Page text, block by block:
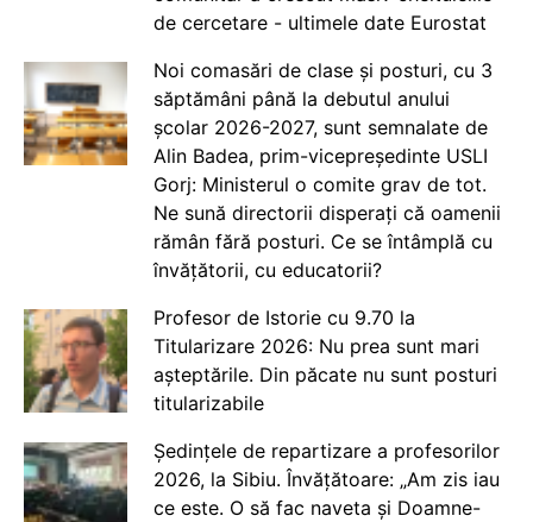
de cercetare - ultimele date Eurostat
Noi comasări de clase și posturi, cu 3
săptămâni până la debutul anului
școlar 2026-2027, sunt semnalate de
Alin Badea, prim-vicepreședinte USLI
Gorj: Ministerul o comite grav de tot.
Ne sună directorii disperați că oamenii
rămân fără posturi. Ce se întâmplă cu
învățătorii, cu educatorii?
Profesor de Istorie cu 9.70 la
Titularizare 2026: Nu prea sunt mari
așteptările. Din păcate nu sunt posturi
titularizabile
Ședințele de repartizare a profesorilor
2026, la Sibiu. Învățătoare: „Am zis iau
ce este. O să fac naveta și Doamne-